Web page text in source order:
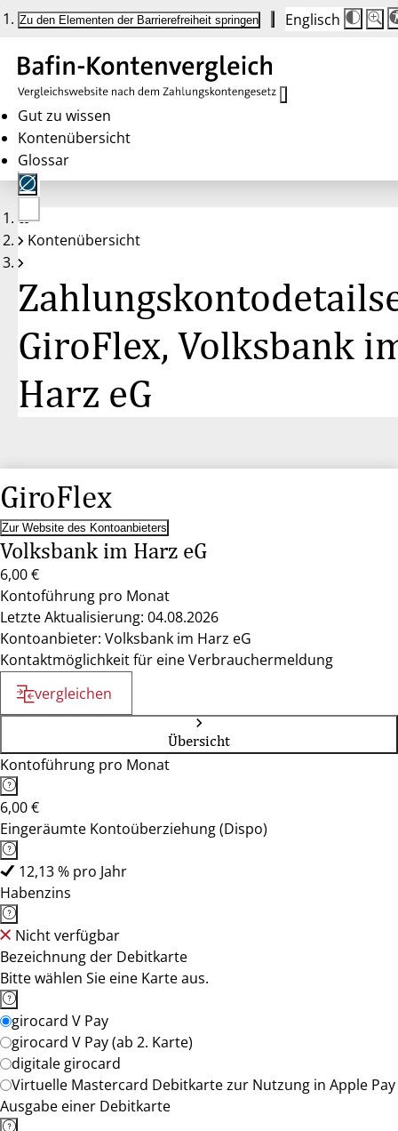
Zu den Elementen der Barrierefreiheit springen Englisch
Die
auf
100
100
Gut zu wissen
Kontenübersicht
Glossar
Keine
Konten
Kontenübersicht
GiroFlex, Volksbank
Harz eG
GiroFlex
Zur Website des Kontoanbieters
Volksbank im Harz eG
6,00 €
Kontoführung pro Monat
Letzte Aktualisierung: 04.08.2026
Kontoanbieter: Volksbank im Harz eG
Kontaktmöglichkeit für eine Verbrauchermeldung
vergleichen
Übersicht
Kontoführung pro Monat
6,00 €
Eingeräumte Kontoüberziehung (Dispo)
12,13 % pro Jahr
Habenzins
Nicht verfügbar
Bezeichnung der Debitkarte
Bitte wählen Sie eine Karte aus.
girocard V Pay
girocard V Pay (ab 2. Karte)
digitale girocard
Virtuelle Mastercard Debitkarte zur Nutzung in Apple Pay
Ausgabe einer Debitkarte